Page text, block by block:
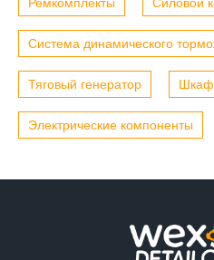
Система динамического
Тяговый генератор Шкаф
Электрические компоненты